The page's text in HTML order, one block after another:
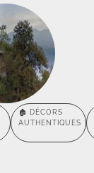
🏚️ DÉCORS
AUTHENTIQUES